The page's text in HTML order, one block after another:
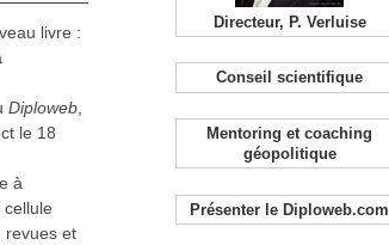
livre :
Diploweb,
le 18
à
cellule
revues et
Directeur, P. Verluise
Conseil scientifique
Mentoring et coaching
géopolitique
Présenter le Diploweb.com